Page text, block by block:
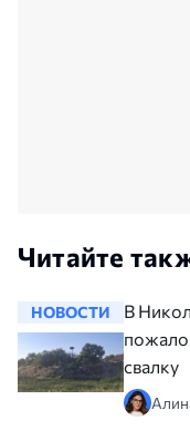
Читайте
НОВОСТИ
В
свалку